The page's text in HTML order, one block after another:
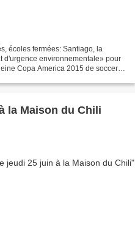
écoles fermées: Santiago, la
d'urgence environnementale» pour
Copa America 2015 de soccer.
la Maison du Chili